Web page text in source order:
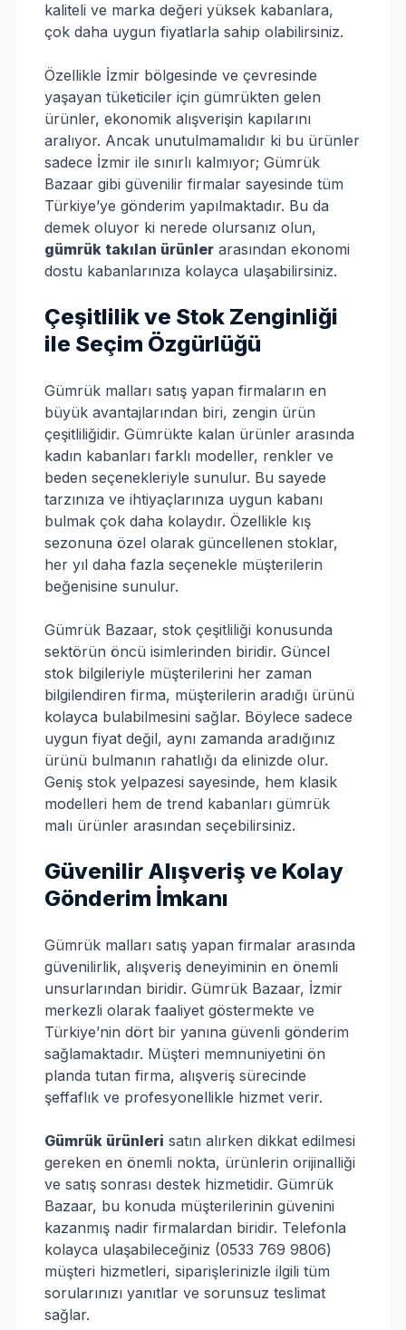
kaliteli ve marka değeri yüksek kabanlara,
çok daha uygun fiyatlarla sahip olabilirsiniz.
Özellikle İzmir bölgesinde ve çevresinde
yaşayan tüketiciler için gümrükten gelen
ürünler, ekonomik alışverişin kapılarını
aralıyor. Ancak unutulmamalıdır ki bu ürünler
sadece İzmir ile sınırlı kalmıyor; Gümrük
Bazaar gibi güvenilir firmalar sayesinde tüm
Türkiye’ye gönderim yapılmaktadır. Bu da
demek oluyor ki nerede olursanız olun,
gümrük takılan ürünler arasından ekonomi
dostu kabanlarınıza kolayca ulaşabilirsiniz.
Çeşitlilik ve Stok Zenginliği
ile Seçim Özgürlüğü
Gümrük malları satış yapan firmaların en
büyük avantajlarından biri, zengin ürün
çeşitliliğidir. Gümrükte kalan ürünler arasında
kadın kabanları farklı modeller, renkler ve
beden seçenekleriyle sunulur. Bu sayede
tarzınıza ve ihtiyaçlarınıza uygun kabanı
bulmak çok daha kolaydır. Özellikle kış
sezonuna özel olarak güncellenen stoklar,
her yıl daha fazla seçenekle müşterilerin
beğenisine sunulur.
Gümrük Bazaar, stok çeşitliliği konusunda
sektörün öncü isimlerinden biridir. Güncel
stok bilgileriyle müşterilerini her zaman
bilgilendiren firma, müşterilerin aradığı ürünü
kolayca bulabilmesini sağlar. Böylece sadece
uygun fiyat değil, aynı zamanda aradığınız
ürünü bulmanın rahatlığı da elinizde olur.
Geniş stok yelpazesi sayesinde, hem klasik
modelleri hem de trend kabanları gümrük
malı ürünler arasından seçebilirsiniz.
Güvenilir Alışveriş ve Kolay
Gönderim İmkanı
Gümrük malları satış yapan firmalar arasında
güvenilirlik, alışveriş deneyiminin en önemli
unsurlarından biridir. Gümrük Bazaar, İzmir
merkezli olarak faaliyet göstermekte ve
Türkiye’nin dört bir yanına güvenli gönderim
sağlamaktadır. Müşteri memnuniyetini ön
planda tutan firma, alışveriş sürecinde
şeffaflık ve profesyonellikle hizmet verir.
Gümrük ürünleri satın alırken dikkat edilmesi
gereken en önemli nokta, ürünlerin orijinalliği
ve satış sonrası destek hizmetidir. Gümrük
Bazaar, bu konuda müşterilerinin güvenini
kazanmış nadir firmalardan biridir. Telefonla
kolayca ulaşabileceğiniz (0533 769 9806)
müşteri hizmetleri, siparişlerinizle ilgili tüm
sorularınızı yanıtlar ve sorunsuz teslimat
sağlar.